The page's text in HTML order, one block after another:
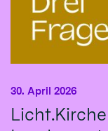
30. April 2026